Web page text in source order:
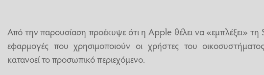
Από την παρουσίαση προέκυψε ότι η Apple θέλει να «εμπλέξει» τη
εφαρμογές που χρησιμοποιούν οι χρήστες του
κατανοεί το προσωπικό περιεχόμενο.